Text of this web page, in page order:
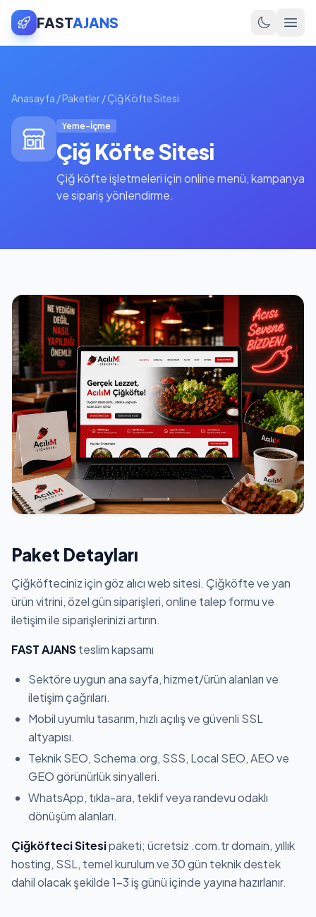
FASTAJANS
Anasayfa /Paketler/Çiğ Köfte Sitesi
Yeme-İçme
Çiğ Köfte Sitesi
Çiğ köfte işletmeleri için online menü, kampanya
ve sipariş yönlendirme.
Paket Detayları
Çiğköfteciniz için göz alıcı web sitesi. Çiğköfte ve yan
ürün vitrini, özel gün siparişleri, online talep formu ve
iletişim ile siparişlerinizi artırın.
FAST AJANSteslim kapsamı
Sektöre uygun ana sayfa, hizmet/ürün alanları ve
iletişim çağrıları.
Mobil uyumlu tasarım, hızlı açılış ve güvenli SSL
altyapısı.
Teknik SEO, Schema.org, SSS, Local SEO, AEO ve
GEO görünürlük sinyalleri.
WhatsApp, tıkla-ara, teklif veya randevu odaklı
dönüşüm alanları.
Çiğköfteci Sitesipaketi; ücretsiz .com.tr domain, yıllık
hosting, SSL, temel kurulum ve 30 gün teknik destek
dahil olacak şekilde 1-3 iş günü içinde yayına hazırlanır.